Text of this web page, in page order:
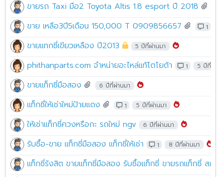
ขายรถ Taxi มือ2 Toyota Altis 1.8 esport ปี 2018
ขาย เหลือ3ปี5เดือน 150,000 T 0909856657 1
ขายแทกซี่เขียวเหลือง ปี2013 5 ปีที่ผ่านมา
phithanparts.com จำหน่ายอะไหล่แท้โตโยต้า 1 5 ปีที่ผ่า
ขายแท็กซี่มือสอง 6 ปีที่ผ่านมา
แท็กซี่ให้เช่าใหม่ป้ายแดง 1 5 ปีที่ผ่านมา
ให้เช่าแท็กซี่ควงหรือกะ รถใหม่ ngv 6 ปีที่ผ่านมา
รับซื้อ-ขาย แท็กซี่มือสอง แท็กซี่ให้เช่า 1 8 ปีที่ผ่านมา
แท็กซี่รังสิต ขายแท็กซี่มือสอง รับซื้อแท็กซี่ ขายรถแท็กซี่ สภ